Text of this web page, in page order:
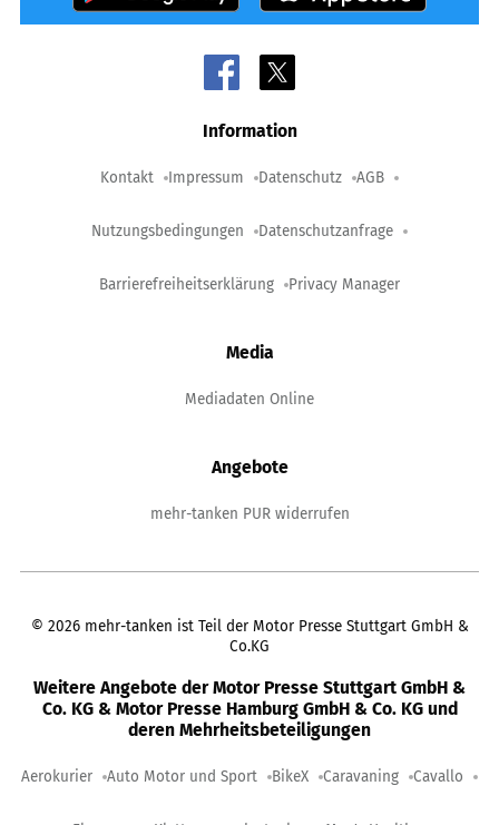
Information
Kontakt Impressum Datenschutz AGB
Nutzungsbedingungen Datenschutzanfrage
Barrierefreiheitserklärung Privacy Manager
Media
Mediadaten Online
Angebote
mehr-tanken PUR widerrufen
© 2026 mehr-tanken ist Teil der Motor Presse Stuttgart GmbH &
Co.KG
Weitere Angebote der Motor Presse Stuttgart GmbH &
Co. KG & Motor Presse Hamburg GmbH & Co. KG und
deren Mehrheitsbeteiligungen
Aerokurier Auto Motor und Sport BikeX Caravaning Cavallo